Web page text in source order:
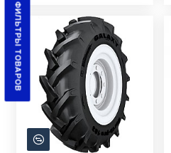
ФИЛЬТРЫ ТОВАРОВ